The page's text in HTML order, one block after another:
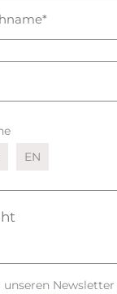
EN